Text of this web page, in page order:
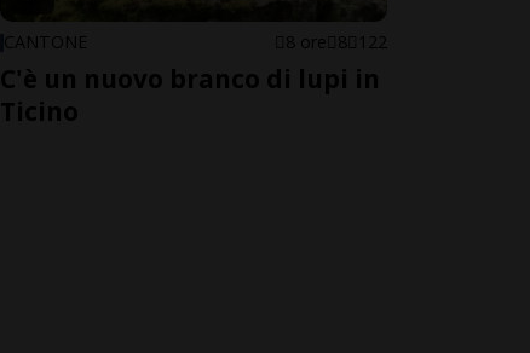
CANTONE 8 ore 8 122
C'è un nuovo branco di lupi in
Ticino